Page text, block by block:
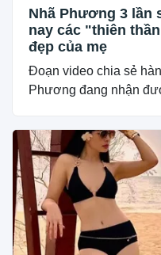
Nhã Phương 3 lần
nay các "thiên
đẹp của mẹ
Đoạn video chia sẻ
Phương đang nhận